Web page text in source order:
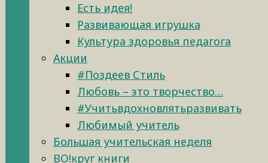
Есть идея!
Развивающая игрушка
Культура здоровья педагога
Акции
#Поздеев Стиль
Любовь – это творчество…
#Учитьвдохновлятьразвивать
Любимый учитель
Большая учительская неделя
ВО!круг книги